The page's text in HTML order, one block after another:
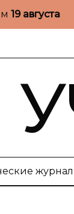
19 августа